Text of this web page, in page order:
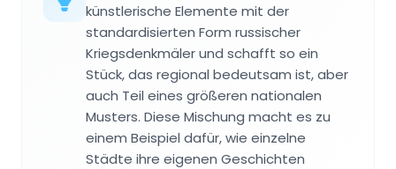
künstlerische Elemente mit der
standardisierten Form russischer
Kriegsdenkmäler und schafft so ein
Stück, das regional bedeutsam ist, aber
auch Teil eines größeren nationalen
Musters. Diese Mischung macht es zu
einem Beispiel dafür, wie einzelne
Städte ihre eigenen Geschichten